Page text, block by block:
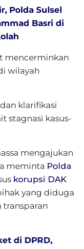
Polda Sulsel
Basri di
mencerminkan
wilayah
klarifikasi
stagnasi kasus-
mengajukan
meminta Polda
korupsi DAK
yang diduga
transparan
di DPRD,